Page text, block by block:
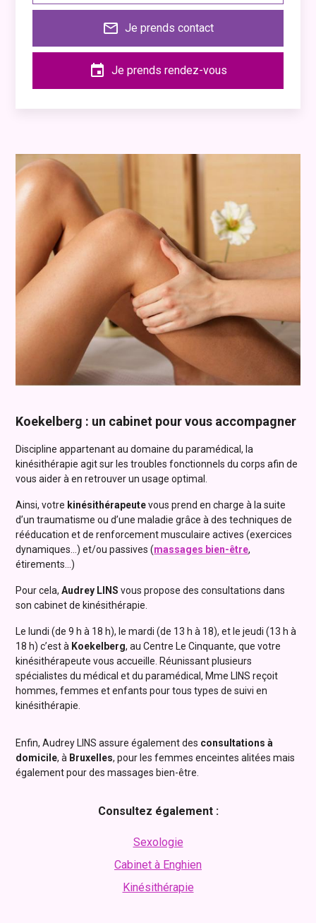
mail_outline Je prends contact
event Je prends rendez-vous
Koekelberg : un cabinet pour vous accompagner
Discipline appartenant au domaine du paramédical, la
kinésithérapie agit sur les troubles fonctionnels du corps afin de
vous aider à en retrouver un usage optimal.
Ainsi, votre kinésithérapeutevous prend en charge à la suite
d’un traumatisme ou d’une maladie grâce à des techniques de
rééducation et de renforcement musculaire actives (exercices
dynamiques…) et/ou passives (massages bien-être,
étirements...)
Pour cela,Audrey LINS vous propose des consultations dans
son cabinet de kinésithérapie.
Le lundi (de 9 h à 18 h), le mardi (de 13 h à 18), et le jeudi (13 h à
18 h) c’est à Koekelberg, au Centre Le Cinquante, que votre
kinésithérapeute vous accueille. Réunissant plusieurs
spécialistes du médical et du paramédical, Mme LINS reçoit
hommes, femmes et enfants pour tous types de suivi en
kinésithérapie.
Enfin, Audrey LINS assure également des consultations à
domicile, à Bruxelles, pour les femmes enceintes alitées mais
également pour des massages bien-être.
Consultez également :
Sexologie
Cabinet à Enghien
Kinésithérapie